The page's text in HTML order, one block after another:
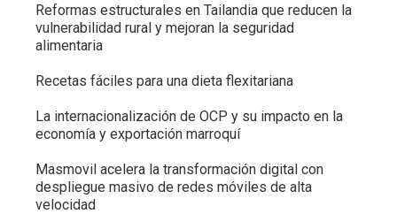
Reformas estructurales en Tailandia que reducen la
vulnerabilidad rural y mejoran la seguridad
alimentaria
Recetas fáciles para una dieta flexitariana
La internacionalización de OCP y su impacto en la
economía y exportación marroquí
Masmovil acelera la transformación digital con
despliegue masivo de redes móviles de alta
velocidad